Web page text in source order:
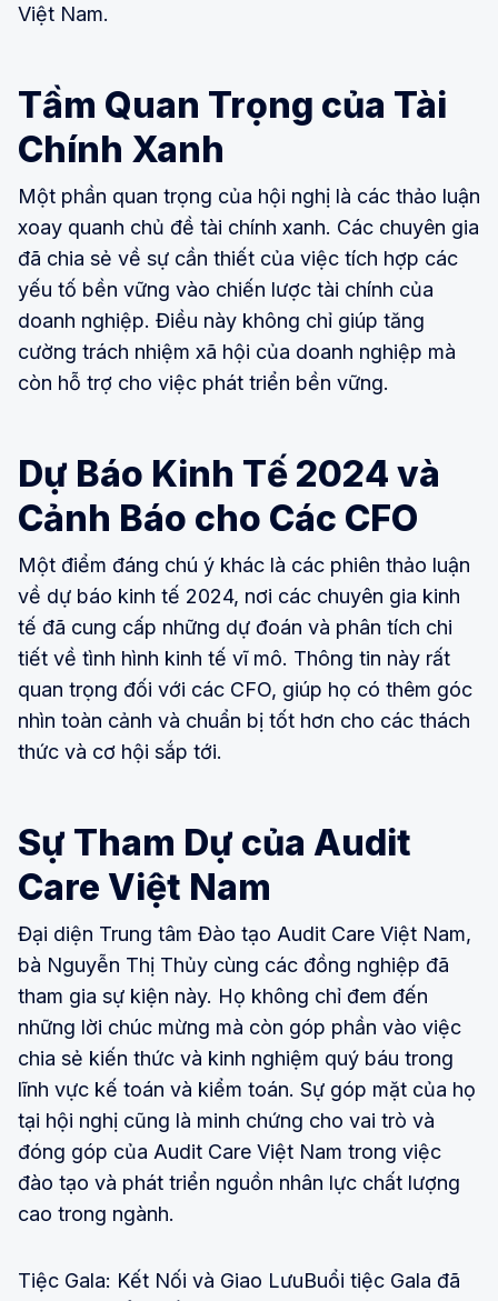
Việt Nam.
Tầm Quan Trọng của Tài
Chính Xanh
Một phần quan trọng của hội nghị là các thảo luận
xoay quanh chủ đề tài chính xanh. Các chuyên gia
đã chia sẻ về sự cần thiết của việc tích hợp các
yếu tố bền vững vào chiến lược tài chính của
doanh nghiệp. Điều này không chỉ giúp tăng
cường trách nhiệm xã hội của doanh nghiệp mà
còn hỗ trợ cho việc phát triển bền vững.
Dự Báo Kinh Tế 2024 và
Cảnh Báo cho Các CFO
Một điểm đáng chú ý khác là các phiên thảo luận
về dự báo kinh tế 2024, nơi các chuyên gia kinh
tế đã cung cấp những dự đoán và phân tích chi
tiết về tình hình kinh tế vĩ mô. Thông tin này rất
quan trọng đối với các CFO, giúp họ có thêm góc
nhìn toàn cảnh và chuẩn bị tốt hơn cho các thách
thức và cơ hội sắp tới.
Sự Tham Dự của Audit
Care Việt Nam
Đại diện Trung tâm Đào tạo Audit Care Việt Nam,
bà Nguyễn Thị Thủy cùng các đồng nghiệp đã
tham gia sự kiện này. Họ không chỉ đem đến
những lời chúc mừng mà còn góp phần vào việc
chia sẻ kiến thức và kinh nghiệm quý báu trong
lĩnh vực kế toán và kiểm toán. Sự góp mặt của họ
tại hội nghị cũng là minh chứng cho vai trò và
đóng góp của Audit Care Việt Nam trong việc
đào tạo và phát triển nguồn nhân lực chất lượng
cao trong ngành.
Tiệc Gala: Kết Nối và Giao LưuBuổi tiệc Gala đã